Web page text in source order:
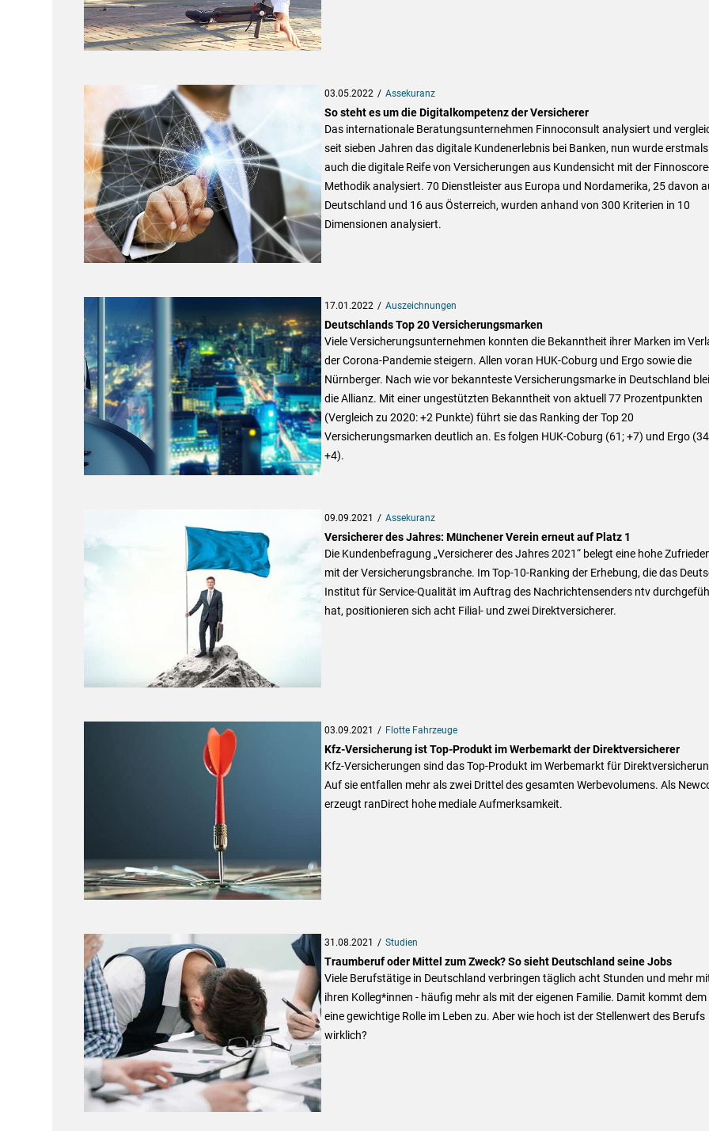
03.05.2022 Assekuranz
So steht es um die Digitalkompetenz der Versicherer
Das internationale Beratungsunternehmen Finnoconsult analysiert und
seit sieben Jahren das digitale Kundenerlebnis bei Banken, nun wurde erstmals
auch die digitale Reife von Versicherungen aus Kundensicht mit der
Methodik analysiert. 70 Dienstleister aus Europa und Nordamerika, 25 davon
Deutschland und 16 aus Österreich, wurden anhand von 300 Kriterien in 10
Dimensionen analysiert.
17.01.2022 Auszeichnungen
Deutschlands Top 20 Versicherungsmarken
Viele Versicherungsunternehmen konnten die Bekanntheit ihrer Marken im
der Corona-Pandemie steigern. Allen voran HUK-Coburg und Ergo sowie die
Nürnberger. Nach wie vor bekannteste Versicherungsmarke in Deutschland
die Allianz. Mit einer ungestützten Bekanntheit von aktuell 77 Prozentpunkten
(Vergleich zu 2020: +2 Punkte) führt sie das Ranking der Top 20
Versicherungsmarken deutlich an. Es folgen HUK-Coburg (61; +7) und Ergo
+4).
09.09.2021 Assekuranz
Versicherer des Jahres: Münchener Verein erneut auf Platz 1
Die Kundenbefragung „Versicherer des Jahres 2021“ belegt eine hohe
mit der Versicherungsbranche. Im Top-10-Ranking der Erhebung, die das
Institut für Service-Qualität im Auftrag des Nachrichtensenders ntv
hat, positionieren sich acht Filial- und zwei Direktversicherer.
03.09.2021 Flotte Fahrzeuge
Kfz-Versicherung ist Top-Produkt im Werbemarkt der Direktversicherer
Kfz-Versicherungen sind das Top-Produkt im Werbemarkt für
Auf sie entfallen mehr als zwei Drittel des gesamten Werbevolumens. Als
erzeugt ranDirect hohe mediale Aufmerksamkeit.
31.08.2021 Studien
Traumberuf oder Mittel zum Zweck? So sieht Deutschland seine Jobs
Viele Berufstätige in Deutschland verbringen täglich acht Stunden und mehr
ihren Kolleg*innen - häufig mehr als mit der eigenen Familie. Damit kommt
eine gewichtige Rolle im Leben zu. Aber wie hoch ist der Stellenwert des Berufs
wirklich?